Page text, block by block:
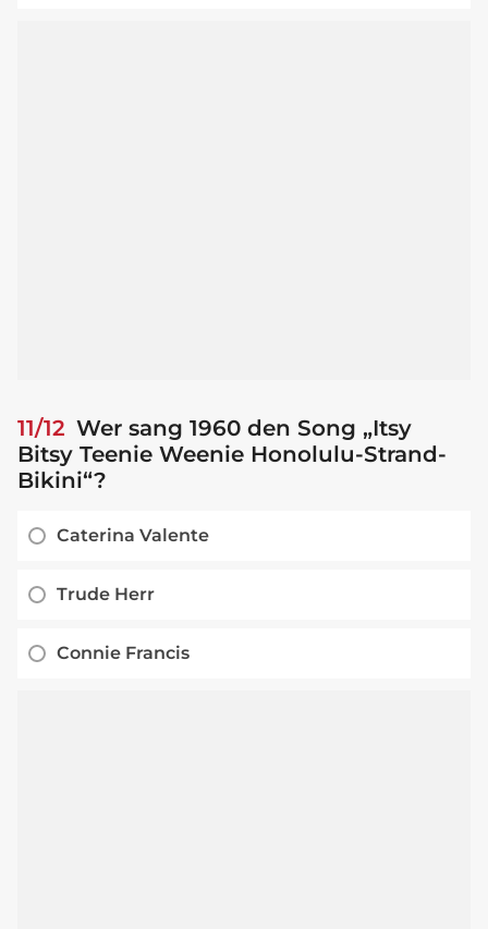
11/12 Wer sang 1960 den Song „Itsy
Bitsy Teenie Weenie Honolulu-Strand-
Bikini“?
Caterina Valente
Trude Herr
Connie Francis